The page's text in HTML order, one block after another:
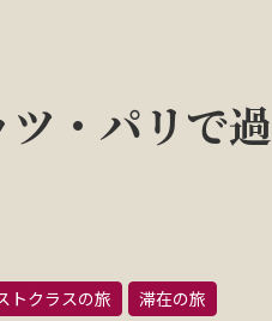
・パリで過
トクラスの旅
滞在の旅